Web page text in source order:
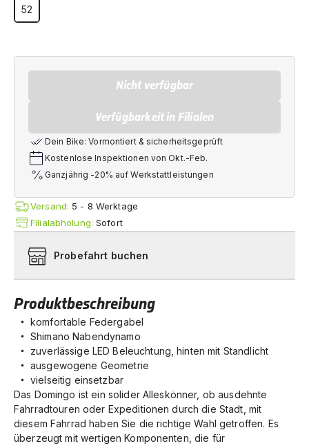
Produktbeschreibung
komfortable Federgabel
Shimano Nabendynamo
zuverlässige LED Beleuchtung, hinten mit Standlicht
ausgewogene Geometrie
vielseitig einsetzbar
Das Domingo ist ein solider Alleskönner, ob ausdehnte
Fahrradtouren oder Expeditionen durch die Stadt, mit
diesem Fahrrad haben Sie die richtige Wahl getroffen. Es
überzeugt mit wertigen Komponenten, die für
52
Nicht verfügbar
Verfügbarkeit in Filialen
Dein Bike: Vormontiert & sicherheitsgeprüft
Kostenlose Inspektionen von Okt.-Feb.
Ganzjährig -20% auf Werkstattleistungen
Versand: 5 - 8 Werktage
Filialabholung:Sofort
Probefahrt buchen